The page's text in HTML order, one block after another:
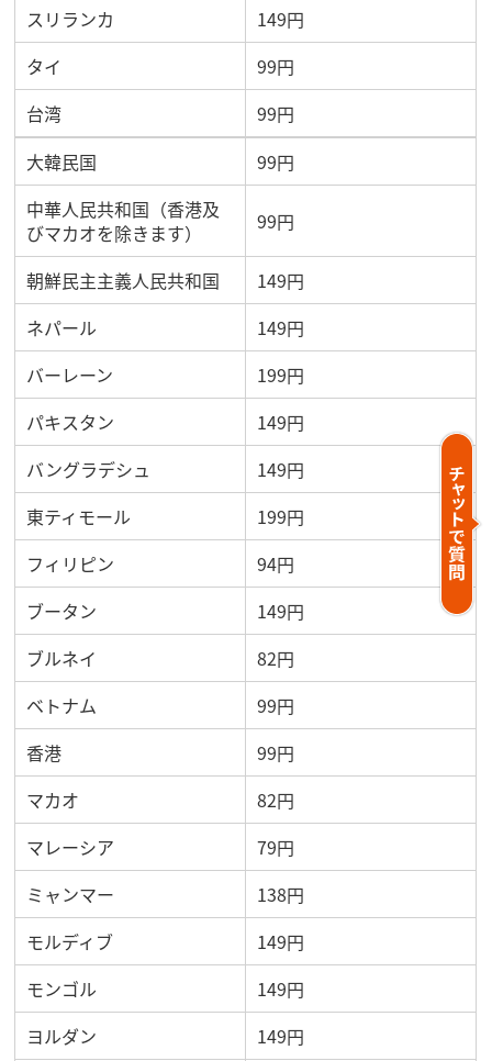
スリランカ
149円
タイ
99円
台湾
99円
大韓民国
99円
中華人民共和国（香港及
びマカオを除きます）
99円
朝鮮民主主義人民共和国
149円
ネパール
149円
バーレーン
199円
パキスタン
149円
バングラデシュ
149円
東ティモール
199円
フィリピン
94円
ブータン
149円
ブルネイ
82円
ベトナム
99円
香港
99円
マカオ
82円
マレーシア
79円
ミャンマー
138円
モルディブ
149円
モンゴル
149円
ヨルダン
149円